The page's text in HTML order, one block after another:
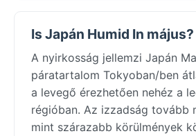
Is Japán Humid In május?
A nyirkosság jellemzi Japán
páratartalom Tokyoban/ben
a levegő érezhetően nehéz a
régióban. Az izzadság tovább
mint szárazabb körülmények